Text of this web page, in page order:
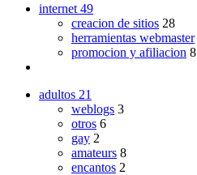
internet 49
creacion de sitios 28
herramientas webmaster
promocion y afiliacion 8
adultos 21
weblogs 3
otros 6
gay 2
amateurs 8
encantos 2